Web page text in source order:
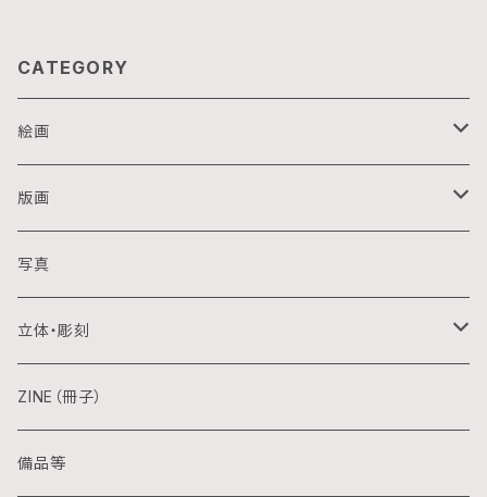
CATEGORY
絵画
油画
アクリル画
日本画
水彩画
クレパス画
版画
銅版画
木版画
シルクスクリーン
リトグラフ
写真
立体・彫刻
陶芸
金属
ZINE（冊子）
備品等